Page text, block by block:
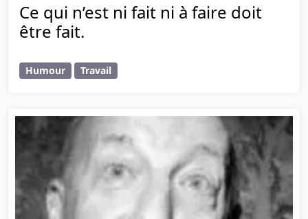
Ce qui n’est ni fait ni à faire doit
être fait.
Humour Travail